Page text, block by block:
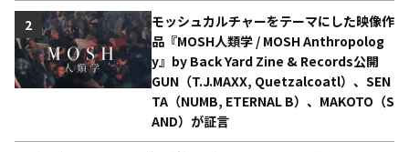
モッシュカルチャーをテーマにした映像作
品『MOSH人類学 / MOSH Anthropolog
y』by Back Yard Zine & Records公開
GUN（T.J.MAXX, Quetzalcoatl）、SEN
TA（NUMB, ETERNAL B）、MAKOTO（S
AND）が証言
2